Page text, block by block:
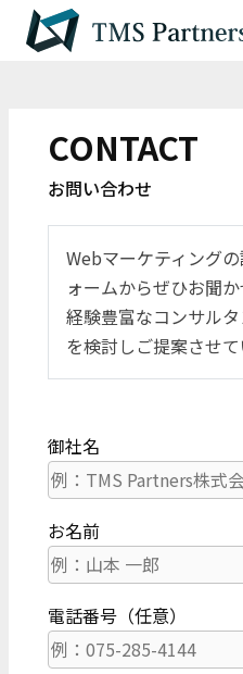
CONTACT
お問い合わせ
Webマーケティング
ォームからぜひお聞か
経験豊富なコンサル
を検討しご提案させて
御社名
お名前
電話番号（任意）